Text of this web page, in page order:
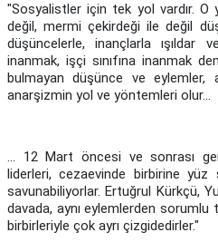
"Sosyalistler için tek yol vardır. O
değil, mermi çekirdeği ile değil
düşüncelerle, inançlarla ışıldar
inanmak, işçi sınıfına inanmak
bulmayan düşünce ve
anarşizmin yol ve yöntemleri olur...
... 12 Mart öncesi ve sonrası
liderleri, cezaevinde birbirine
savunabiliyorlar. Ertuğrul Kürkçü,
davada, aynı eylemlerden sorumlu
birbirleriyle çok ayrı çizgidedirler."